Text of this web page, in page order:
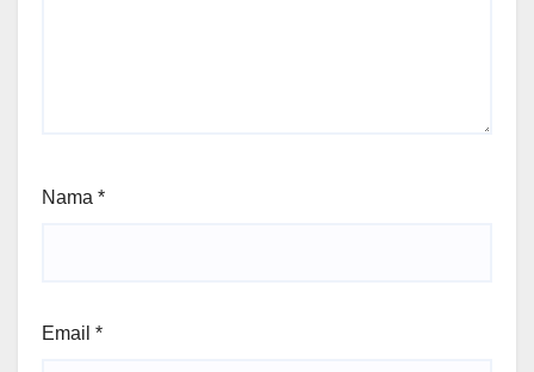
Nama *
Email *